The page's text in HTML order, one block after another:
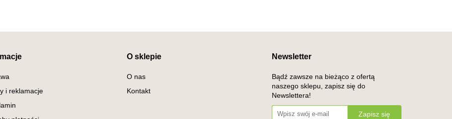
i reklamacje
O sklepie
O nas
Kontakt
Newsletter
Bądź zawsze na bieżąco z ofertą
naszego sklepu, zapisz się do
Newslettera!